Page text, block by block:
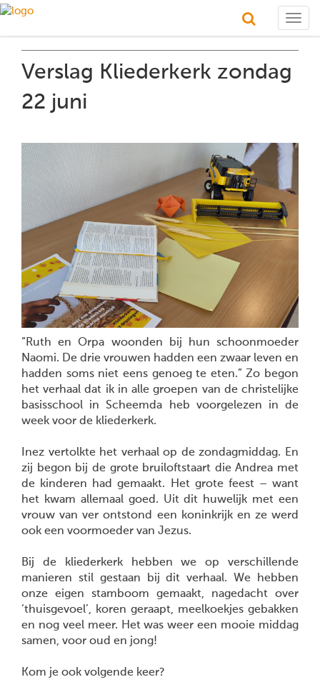
Verslag Kliederkerk zondag
22 juni
“Ruth en Orpa woonden bij hun schoonmoeder
Naomi. De drie vrouwen hadden een zwaar leven en
hadden soms niet eens genoeg te eten.” Zo begon
het verhaal dat ik in alle groepen van de christelijke
basisschool in Scheemda heb voorgelezen in de
week voor de kliederkerk.
Inez vertolkte het verhaal op de zondagmiddag. En
zij begon bij de grote bruiloftstaart die Andrea met
de kinderen had gemaakt. Het grote feest – want
het kwam allemaal goed. Uit dit huwelijk met een
vrouw van ver ontstond een koninkrijk en ze werd
ook een voormoeder van Jezus.
Bij de kliederkerk hebben we op verschillende
manieren stil gestaan bij dit verhaal. We hebben
onze eigen stamboom gemaakt, nagedacht over
‘thuisgevoel’, koren geraapt, meelkoekjes gebakken
en nog veel meer. Het was weer een mooie middag
samen, voor oud en jong!
Kom je ook volgende keer?